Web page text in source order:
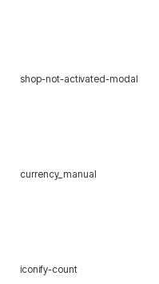
shop-not-activated-modal
currency_manual
iconify-count